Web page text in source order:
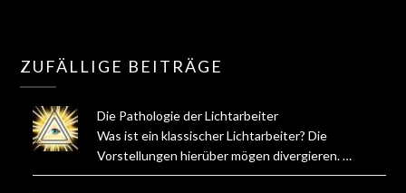
ZUFÄLLIGE BEITRÄGE
Die Pathologie der Lichtarbeiter
Was ist ein klassischer Lichtarbeiter? Die
Vorstellungen hierüber mögen divergieren. …